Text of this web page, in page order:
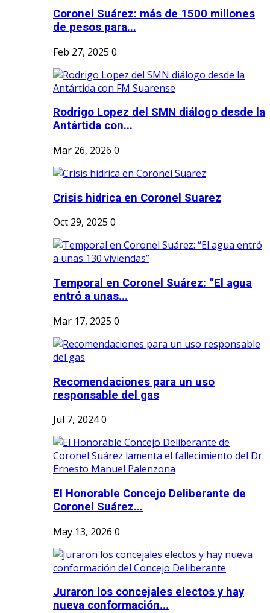
Coronel Suárez: más de 1500 millones
de pesos para...
Feb 27, 2025 0
Rodrigo Lopez del SMN diálogo desde la
Antártida con...
Mar 26, 2026 0
Crisis hidrica en Coronel Suarez
Oct 29, 2025 0
Temporal en Coronel Suárez: “El agua
entró a unas...
Mar 17, 2025 0
Recomendaciones para un uso
responsable del gas
Jul 7, 20240
El Honorable Concejo Deliberante de
Coronel Suárez...
May 13, 2026 0
Juraron los concejales electos y hay
nueva conformación...